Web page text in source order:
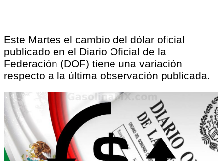
Este Martes el cambio del dólar oficial
publicado en el Diario Oficial de la
Federación (DOF) tiene una variación
respecto a la última observación publicada.